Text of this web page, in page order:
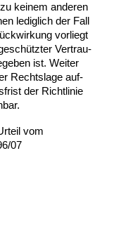
kei­nem an­de­ren
le­dig­lich der Fall
vor­liegt
Ver­trau­
ist. Wei­ter
Rechts­la­ge auf­
der Richt­li­nie
vom
07